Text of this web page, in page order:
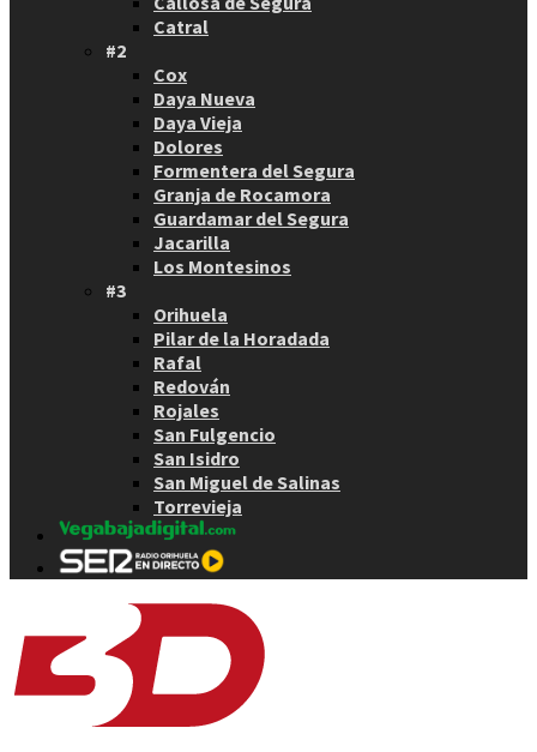
Catral
#2
Cox
Daya Nueva
Daya Vieja
Dolores
Formentera del Segura
Granja de Rocamora
Guardamar del Segura
Jacarilla
Los Montesinos
#3
Orihuela
Pilar de la Horadada
Rafal
Redován
Rojales
San Fulgencio
San Isidro
San Miguel de Salinas
Torrevieja